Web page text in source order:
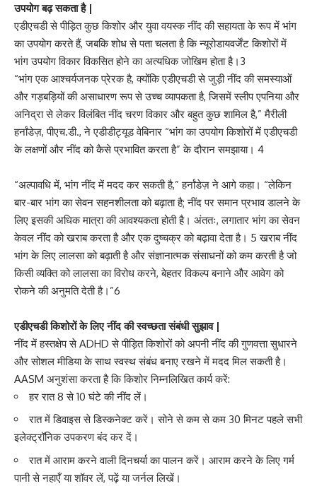
उपयोग बढ़ सकता है |
एडीएचडी से पीड़ित कुछ किशोर और युवा वयस्क नींद की सहायता के रूप में भांग
का उपयोग करते हैं, जबकि शोध से पता चलता है कि न्यूरोडायवर्जेंट किशोरों में
भांग उपयोग विकार विकसित होने का अत्यधिक जोखिम होता है।3
“भांग एक आश्चर्यजनक प्रेरक है, क्योंकि एडीएचडी से जुड़ी नींद की समस्याओं
और गड़बड़ियों की असाधारण रूप से उच्च व्यापकता है, जिसमें स्लीप एपनिया और
अनिद्रा से लेकर विलंबित नींद चरण विकार और बहुत कुछ शामिल है,” मैरीली
हर्नांडेज़, पीएच.डी., ने एडीडीट्यूड वेबिनार “भांग का उपयोग किशोरों में एडीएचडी
के लक्षणों और नींद को कैसे प्रभावित करता है” के दौरान समझाया। 4
“अल्पावधि में, भांग नींद में मदद कर सकती है,” हर्नांडेज़ ने आगे कहा। “लेकिन
बार-बार भांग का सेवन सहनशीलता को बढ़ाता है; नींद पर समान प्रभाव डालने के
लिए इसकी अधिक मात्रा की आवश्यकता होती है। अंततः, लगातार भांग का सेवन
केवल नींद को खराब करता है और एक दुष्चक्र को बढ़ावा देता है। 5 खराब नींद
भांग के लिए लालसा को बढ़ाती है और संज्ञानात्मक संसाधनों को कम करती है जो
किसी व्यक्ति को लालसा का विरोध करने, बेहतर विकल्प बनाने और आवेग को
रोकने की अनुमति देती है।”6
एडीएचडी किशोरों के लिए नींद की स्वच्छता संबंधी सुझाव |
नींद में हस्तक्षेप से ADHD से पीड़ित किशोरों को अपनी नींद की गुणवत्ता सुधारने
और सोशल मीडिया के साथ स्वस्थ संबंध बनाए रखने में मदद मिल सकती है।
AASM अनुशंसा करता है कि किशोर निम्नलिखित कार्य करें:
हर रात 8 से 10 घंटे की नींद लें।
रात में डिवाइस से डिस्कनेक्ट करें। सोने से कम से कम 30 मिनट पहले सभी
इलेक्ट्रॉनिक उपकरण बंद कर दें।
रात में आराम करने वाली दिनचर्या का पालन करें। आराम करने के लिए गर्म
पानी से नहाएँ या शॉवर लें, पढ़ें या जर्नल लिखें।